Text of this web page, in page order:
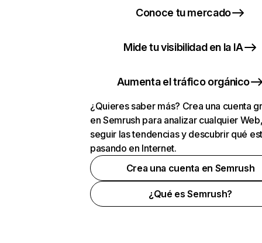
Conoce tu mercado
Mide tu visibilidad en la IA
Aumenta el tráfico orgánico
¿Quieres saber más? Crea una cuenta
en Semrush para analizar cualquier
seguir las tendencias y descubrir qué
pasando en Internet.
Crea una cuenta en Semrush
¿Qué es Semrush?